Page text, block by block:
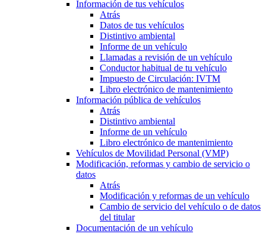
Información de tus vehículos
Atrás
Datos de tus vehículos
Distintivo ambiental
Informe de un vehículo
Llamadas a revisión de un vehículo
Conductor habitual de tu vehículo
Impuesto de Circulación: IVTM
Libro electrónico de mantenimiento
Información pública de vehículos
Atrás
Distintivo ambiental
Informe de un vehículo
Libro electrónico de mantenimiento
Vehículos de Movilidad Personal (VMP)
Modificación, reformas y cambio de servicio o
datos
Atrás
Modificación y reformas de un vehículo
Cambio de servicio del vehículo o de datos
del titular
Documentación de un vehículo